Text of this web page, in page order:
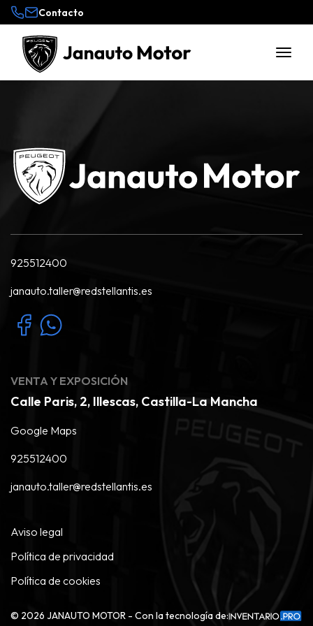
Contacto
925512400
janauto.taller@redstellantis.es
VENTA Y EXPOSICIÓN
Calle Paris, 2, Illescas, Castilla-La Mancha
Google Maps
925512400
janauto.taller@redstellantis.es
Aviso legal
Política de privacidad
Política de cookies
© 2026 JANAUTO MOTOR - Con la tecnología de: